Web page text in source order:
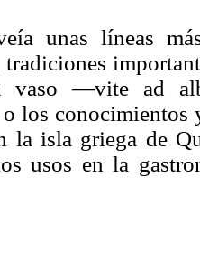
unas líneas
tradiciones
vaso —vite ad
los
la isla griega de
usos en la